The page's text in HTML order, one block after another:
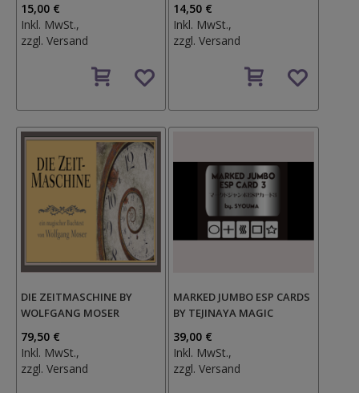
15,00 €
Inkl. MwSt.,
zzgl. Versand
den
14,50 €
Inkl. MwSt.,
zzgl.Versand
den
DIE ZEITMASCHINE BY
WOLFGANG MOSER
79,50 €
Inkl. MwSt.,
zzgl. Versand
MARKED JUMBO ESP CARDS
BY TEJINAYA MAGIC
39,00 €
Inkl. MwSt.,
zzgl.Versand